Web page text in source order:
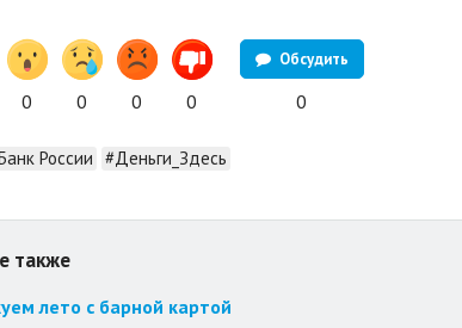
0 0 0 0
Обсудить
0
России #Деньги_Здесь
также
лето с барной картой